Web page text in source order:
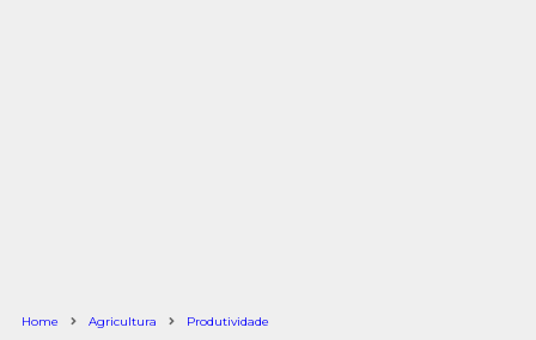
Home Agricultura Produtividade